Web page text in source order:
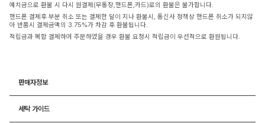
예치금으로 환불 시 다시 원결제(무통장,핸드폰,카드)로의 환불은 불가합니다.
핸드폰 결제후 부분 취소 또는 결제한 달이 지나 환불시, 통신사 정책상 핸드폰 취소가 되지않
아 반품시 결제금액의 3.75%가 차감 후 환불됩니다.
적립금과 복합 결제하여 주문하였을 경우 환불 요청시 적립금이 우선적으로 환원됩니다.
판매자정보
세탁 가이드